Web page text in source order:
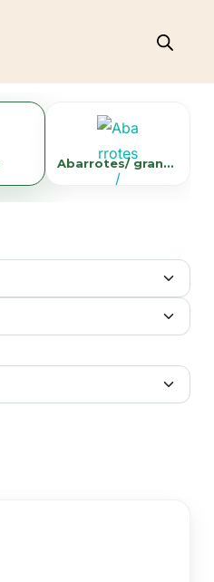
Abarrotes/ granola,arroz, harinas